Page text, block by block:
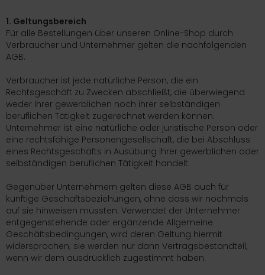
1. Geltungsbereich
Für alle Bestellungen über unseren Online-Shop durch
Verbraucher und Unternehmer gelten die nachfolgenden
AGB.
Verbraucher ist jede natürliche Person, die ein
Rechtsgeschäft zu Zwecken abschließt, die überwiegend
weder ihrer gewerblichen noch ihrer selbständigen
beruflichen Tätigkeit zugerechnet werden können.
Unternehmer ist eine natürliche oder juristische Person oder
eine rechtsfähige Personengesellschaft, die bei Abschluss
eines Rechtsgeschäfts in Ausübung ihrer gewerblichen oder
selbständigen beruflichen Tätigkeit handelt.
Gegenüber Unternehmern gelten diese AGB auch für
künftige Geschäftsbeziehungen, ohne dass wir nochmals
auf sie hinweisen müssten. Verwendet der Unternehmer
entgegenstehende oder ergänzende Allgemeine
Geschäftsbedingungen, wird deren Geltung hiermit
widersprochen; sie werden nur dann Vertragsbestandteil,
wenn wir dem ausdrücklich zugestimmt haben.
Ersatzteile
Ersatzteile
Teile
Ersatzteile